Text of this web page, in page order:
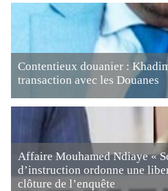
Contentieux douanier :
transaction avec les Douanes
Affaire Mouhamed Ndiaye «
d’instruction ordonne une
clôture de l’enquête